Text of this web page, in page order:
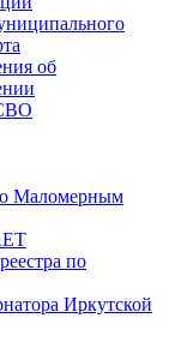
об
Маломерным
по
Иркутской